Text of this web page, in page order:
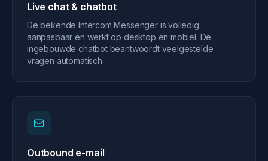
Live chat & chatbot
De bekende Intercom Messenger is volledig
aanpasbaar en werkt op desktop en mobiel. De
ingebouwde chatbot beantwoordt veelgestelde
vragen automatisch.
Outbound e-mail